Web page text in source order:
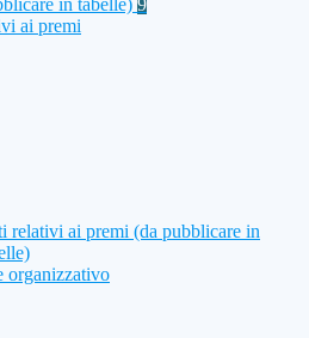
in tabelle) 9
ai premi
relativi ai premi (da pubblicare in
organizzativo